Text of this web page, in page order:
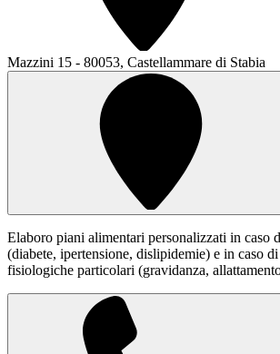
Mazzini 15 - 80053, Castellammare di Stabia
Elaboro piani alimentari personalizzati in caso
(diabete, ipertensione, dislipidemie) e in caso
fisiologiche particolari (gravidanza,